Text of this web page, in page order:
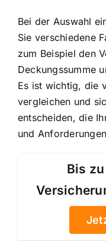
Bei der Auswahl
Sie verschiedene
zum Beispiel den
Deckungssumme
Es ist wichtig, die
vergleichen und
entscheiden, die
und
Bis